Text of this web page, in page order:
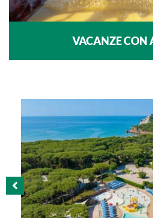
VACANZE CON